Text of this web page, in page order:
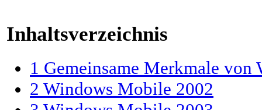
Inhaltsverzeichnis
1 Gemeinsame Merkmale
2 Windows Mobile 2002